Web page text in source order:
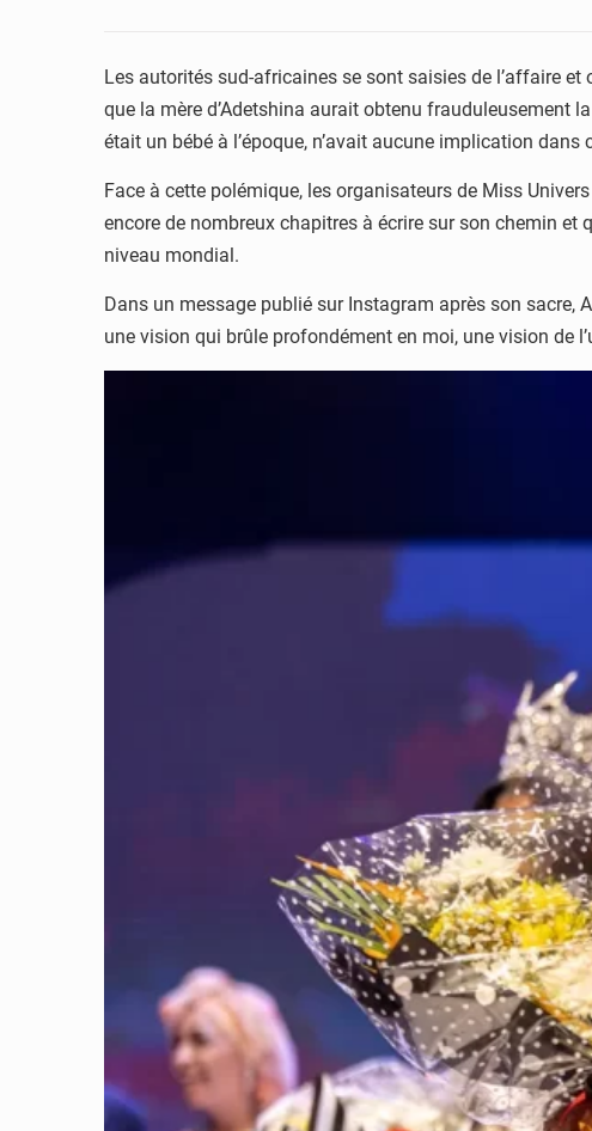
Les autorités sud-africaines se sont saisies de l’affaire
que la mère d’Adetshina aurait obtenu frauduleusement
était un bébé à l’époque, n’avait aucune implication dans
Face à cette polémique, les organisateurs de Miss
encore de nombreux chapitres à écrire sur son chemin
niveau mondial.
Dans un message publié sur Instagram après son sacre,
une vision qui brûle profondément en moi, une vision de